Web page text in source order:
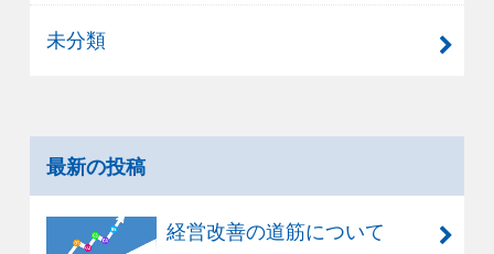
未分類
最新の投稿
経営改善の道筋について